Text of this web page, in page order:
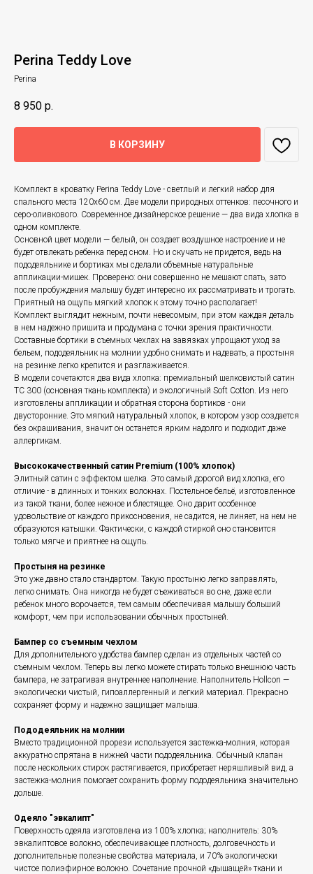
Perina Teddy Love
Perina
8 950 р.
В КОРЗИНУ
Комплект в кроватку Perina Teddy Love - светлый и легкий набор для
спального места 120х60 см. Две модели природных оттенков: песочного и
серо-оливкового. Современное дизайнерское решение — два вида хлопка в
одном комплекте.
Основной цвет модели — белый, он создает воздушное настроение и не
будет отвлекать ребенка перед сном. Но и скучать не придется, ведь на
пододеяльнике и бортиках мы сделали объемные натуральные
аппликации-мишек. Проверено: они совершенно не мешают спать, зато
после пробуждения малышу будет интересно их рассматривать и трогать.
Приятный на ощупь мягкий хлопок к этому точно располагает!
Комплект выглядит нежным, почти невесомым, при этом каждая деталь
в нем надежно пришита и продумана с точки зрения практичности.
Составные бортики в съемных чехлах на завязках упрощают уход за
бельем, пододеяльник на молнии удобно снимать и надевать, а простыня
на резинке легко крепится и разглаживается.
В модели сочетаются два вида хлопка: премиальный шелковистый сатин
ТС 300 (основная ткань комплекта) и экологичный Soft Cotton. Из него
изготовлены аппликации и обратная сторона бортиков - они
двусторонние. Это мягкий натуральный хлопок, в котором узор создается
без окрашивания, значит он останется ярким надолго и подходит даже
аллергикам.
Высококачественный сатин Premium (100% хлопок)
Элитный сатин с эффектом шелка. Это самый дорогой вид хлопка, его
отличие - в длинных и тонких волокнах. Постельное бельё, изготовленное
из такой ткани, более нежное и блестящее. Оно дарит особенное
удовольствие от каждого прикосновения, не садится, не линяет, на нем не
образуются катышки. Фактически, с каждой стиркой оно становится
только мягче и приятнее на ощупь.
Простыня на резинке
Это уже давно стало стандартом. Такую простыню легко заправлять,
легко снимать. Она никогда не будет съеживаться во сне, даже если
ребенок много ворочается, тем самым обеспечивая малышу больший
комфорт, чем при использовании обычных простыней.
Бампер со съемным чехлом
Для дополнительного удобства бампер сделан из отдельных частей со
съемным чехлом. Теперь вы легко можете стирать только внешнюю часть
бампера, не затрагивая внутреннее наполнение. Наполнитель Hollcon —
экологически чистый, гипоаллергенный и легкий материал. Прекрасно
сохраняет форму и надежно защищает малыша.
Пододеяльник на молнии
Вместо традиционной прорези используется застежка-молния, которая
аккуратно спрятана в нижней части пододеяльника. Обычный клапан
после нескольких стирок растягивается, приобретает неряшливый вид, а
застежка-молния помогает сохранить форму пододеяльника значительно
дольше.
Одеяло "эвкалипт"
Поверхность одеяла изготовлена из 100% хлопка; наполнитель: 30%
эвкалиптовое волокно, обеспечивающее плотность, долговечность и
дополнительные полезные свойства материала, и 70% экологически
чистое полиэфирное волокно. Сочетание прочной «дышащей» ткани и